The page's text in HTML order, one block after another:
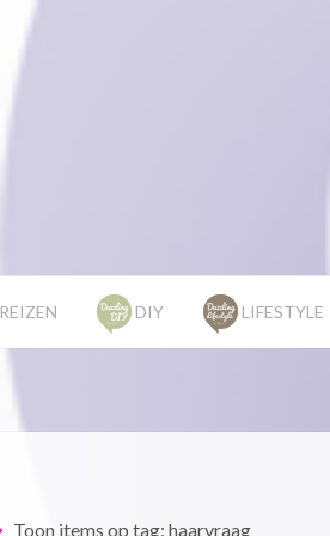
REIZEN DIY LIFESTYLE
Toon items op tag: haarvraag